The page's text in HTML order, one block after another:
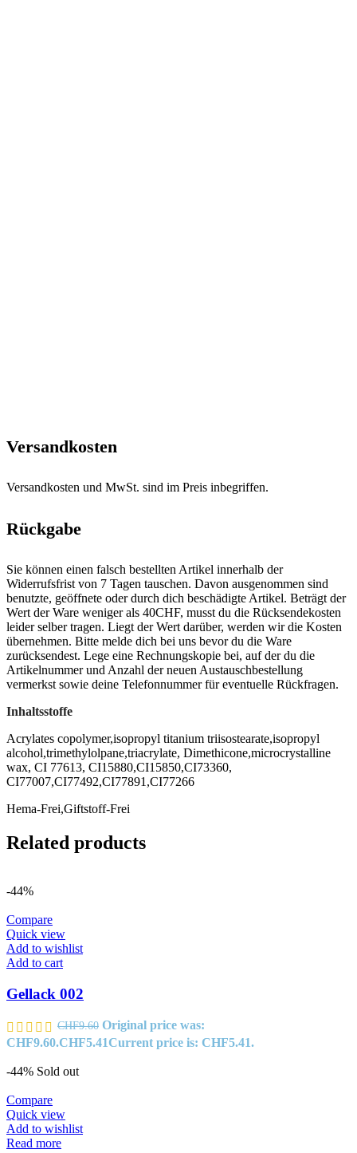
Versandkosten
Versandkosten und MwSt. sind im Preis inbegriffen.
Rückgabe
Sie können einen falsch bestellten Artikel innerhalb der
Widerrufsfrist von 7 Tagen tauschen. Davon ausgenommen sind
benutzte, geöffnete oder durch dich beschädigte Artikel. Beträgt der
Wert der Ware weniger als 40CHF, musst du die Rücksendekosten
leider selber tragen. Liegt der Wert darüber, werden wir die Kosten
übernehmen. Bitte melde dich bei uns bevor du die Ware
zurücksendest. Lege eine Rechnungskopie bei, auf der du die
Artikelnummer und Anzahl der neuen Austauschbestellung
vermerkst sowie deine Telefonnummer für eventuelle Rückfragen.
Inhaltsstoffe
Acrylates copolymer,isopropyl titanium triisostearate,isopropyl
alcohol,trimethylolpane,triacrylate, Dimethicone,microcrystalline
wax, CI 77613, CI15880,CI15850,CI73360,
CI77007,CI77492,CI77891,CI77266
Hema-Frei,Giftstoff-Frei
Related products
-44%
Compare
Quick view
Add to wishlist
Add to cart
Gellack 002
CHF9.60 Original price was:
CHF9.60.CHF5.41Current price is: CHF5.41.
-44% Sold out
Compare
Quick view
Add to wishlist
Read more